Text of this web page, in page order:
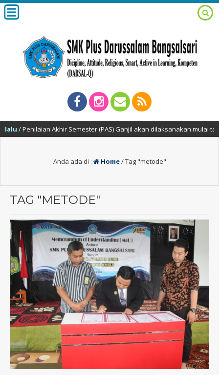
Akhir Semester (PAS) Ganjil akan dilaksanakan mulai tanggal 2
Anda ada di : Home/Tag "metode"
TAG "METODE"